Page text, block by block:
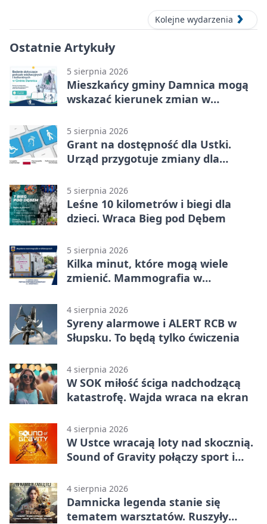
Kolejne wydarzenia
Ostatnie Artykuły
5 sierpnia 2026
Mieszkańcy gminy Damnica mogą
wskazać kierunek zmian w
5 sierpnia 2026
Grant na dostępność dla Ustki.
Urząd przygotuje zmiany dla
5 sierpnia 2026
Leśne 10 kilometrów i biegi dla
dzieci. Wraca Bieg pod Dębem
5 sierpnia 2026
Kilka minut, które mogą wiele
zmienić. Mammografia w
4 sierpnia 2026
Syreny alarmowe i ALERT RCB w
Słupsku. To będą tylko ćwiczenia
4 sierpnia 2026
W SOK miłość ściga nadchodzącą
katastrofę. Wajda wraca na ekran
4 sierpnia 2026
W Ustce wracają loty nad skocznią.
Sound of Gravity połączy sport i
4 sierpnia 2026
Damnicka legenda stanie się
tematem warsztatów. Ruszyły